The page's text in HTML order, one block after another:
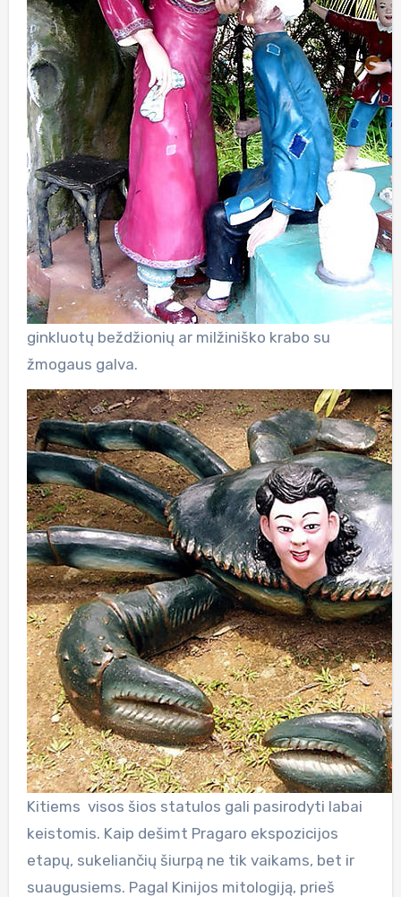
ginkluotų beždžionių ar milžiniško krabo su
žmogaus galva.
Kitiems visos šios statulos gali pasirodyti labai
keistomis. Kaip dešimt Pragaro ekspozicijos
etapų, sukeliančių šiurpą ne tik vaikams, bet ir
suaugusiems. Pagal Kinijos mitologiją, prieš